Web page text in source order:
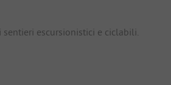
escursionistici e ciclabili.